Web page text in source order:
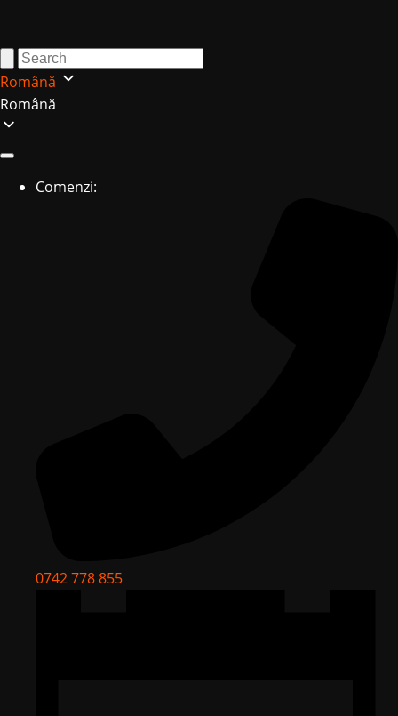
Română
Română
Comenzi:
0742 778 855